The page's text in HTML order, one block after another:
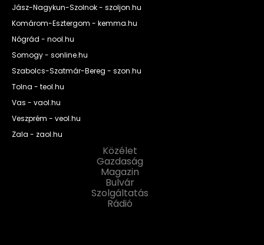
Jász-Nagykun-Szolnok - szoljon.hu
Komárom-Esztergom - kemma.hu
Nógrád - nool.hu
Somogy - sonline.hu
Szabolcs-Szatmár-Bereg - szon.hu
Tolna - teol.hu
Vas - vaol.hu
Veszprém - veol.hu
Zala - zaol.hu
Közélet
Gazdaság
Magazin
Bulvár
Szolgáltatás
Rádió